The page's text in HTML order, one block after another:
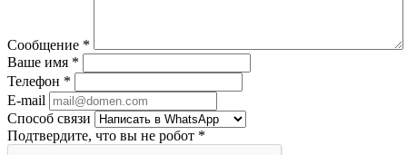
Сообщение *
Ваше имя *
Телефон *
E-mail
Способ связи
Подтвердите, что вы не робот *